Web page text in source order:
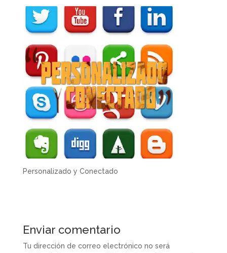
Personalizado y Conectado
Enviar comentario
Tu dirección de correo electrónico no será